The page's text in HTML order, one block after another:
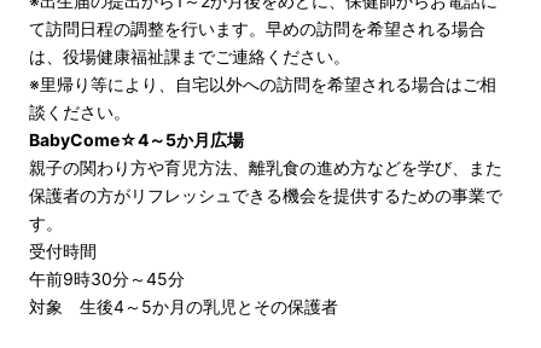
て訪問日程の調整を行います。早めの訪問を希望される場合
は、役場健康福祉課までご連絡ください。
※里帰り等により、自宅以外への訪問を希望される場合はご相
談ください。
BabyCome☆4～5か月広場
親子の関わり方や育児方法、離乳食の進め方などを学び、また
保護者の方がリフレッシュできる機会を提供するための事業で
す。
受付時間
午前9時30分～45分
対象 生後4～5か月の乳児とその保護者